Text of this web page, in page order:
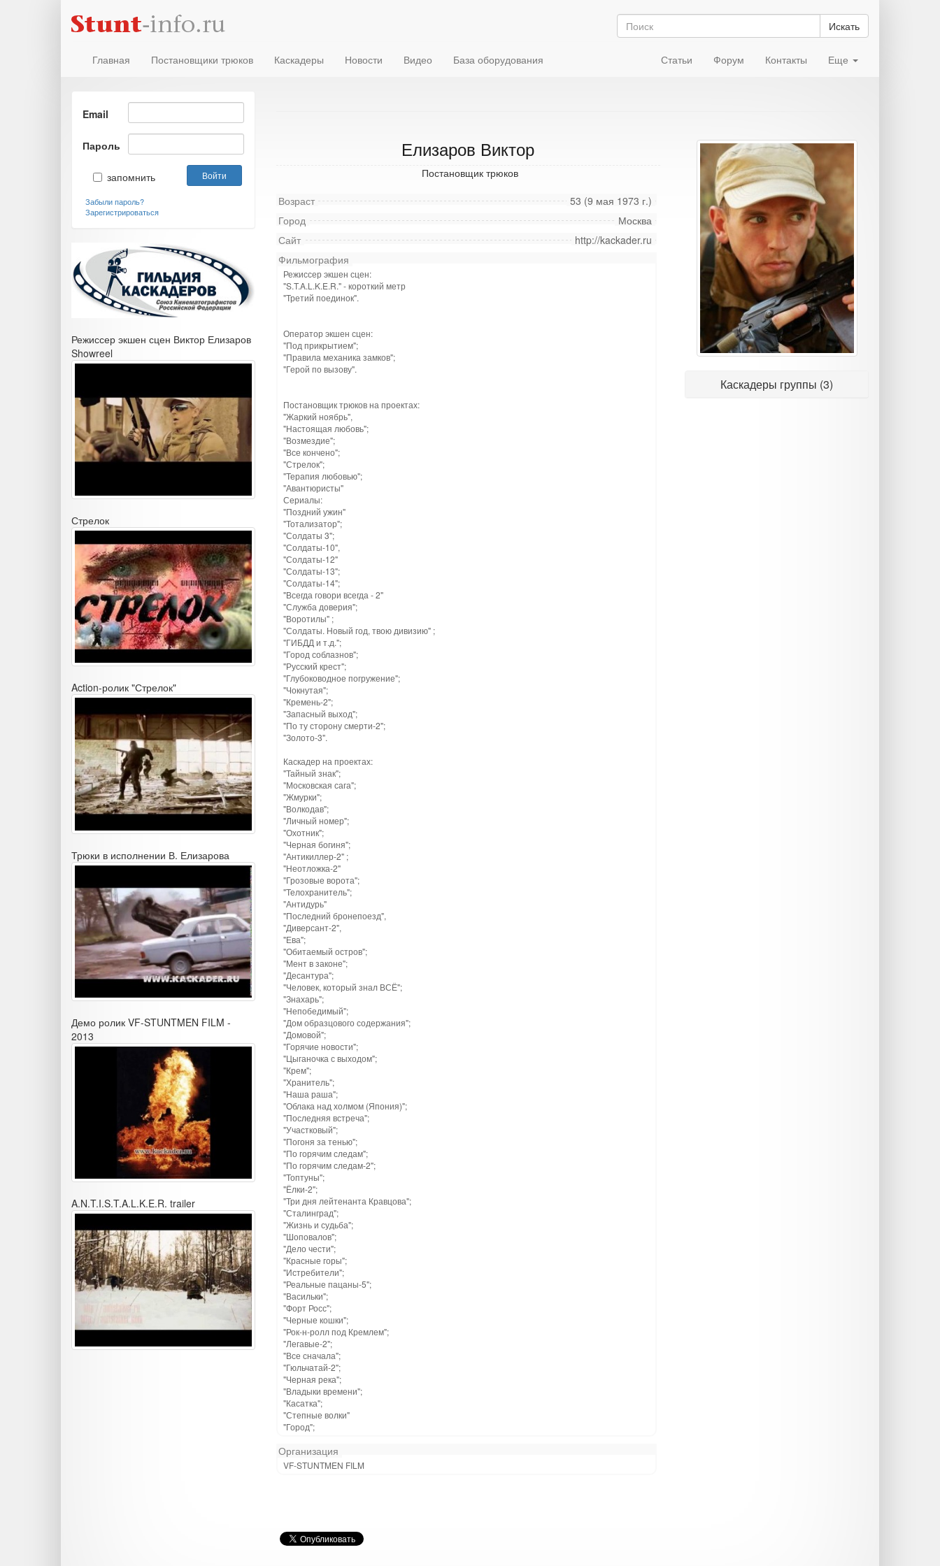
Искать
Главная Постановщики трюков Каскадеры Новости Видео База оборудования Статьи Форум Контакты Еще
Email
Пароль
запомнить
Забыли пароль?
Зарегистрироваться
Режиссер экшен сцен Виктор Елизаров
Showreel
Стрелок
Action-ролик "Стрелок"
Трюки в исполнении В. Елизарова
Демо ролик VF-STUNTMEN FILM -
2013
A.N.T.I.S.T.A.L.K.E.R. trailer
Елизаров Виктор
Постановщик трюков
53 (9 мая 1973 г.)
Возраст
Москва
Город
http://kackader.ru
Сайт
Фильмография
Режиссер экшен сцен:
"S.T.A.L.K.E.R." - короткий метр
"Третий поединок".
Оператор экшен сцен:
"Под прикрытием";
"Правила механика замков";
"Герой по вызову".
Постановщик трюков на проектах:
"Жаркий ноябрь",
"Настоящая любовь";
"Возмездие";
"Все кончено";
"Стрелок";
"Терапия любовью";
"Авантюристы"
Сериалы:
"Поздний ужин"
"Тотализатор";
"Солдаты 3";
"Солдаты-10",
"Солдаты-12"
"Солдаты-13";
"Солдаты-14";
"Всегда говори всегда - 2"
"Служба доверия";
"Воротилы" ;
"Солдаты. Новый год, твою дивизию" ;
"ГИБДД и т.д.";
"Город соблазнов";
"Русский крест";
"Глубоководное погружение";
"Чокнутая";
"Кремень-2";
"Запасный выход";
"По ту сторону смерти-2";
"Золото-3".
Каскадер на проектах:
"Тайный знак";
"Московская сага";
"Жмурки";
"Волкодав";
"Личный номер";
"Охотник";
"Черная богиня";
"Антикиллер-2" ;
"Неотложка-2"
"Грозовые ворота";
"Телохранитель";
"Антидурь"
"Последний бронепоезд",
"Диверсант-2",
"Ева";
"Обитаемый остров";
"Мент в законе";
"Десантура";
"Человек, который знал ВСЁ";
"Знахарь";
"Непобедимый";
"Дом образцового содержания";
"Домовой";
"Горячие новости";
"Цыганочка с выходом";
"Крем";
"Хранитель";
"Наша раша";
"Облака над холмом (Япония)";
"Последняя встреча";
"Участковый";
"Погоня за тенью";
"По горячим следам";
"По горячим следам-2";
"Топтуны";
"Ёлки-2";
"Три дня лейтенанта Кравцова";
"Сталинград";
"Жизнь и судьба";
"Шоповалов";
"Дело чести";
"Красные горы";
"Истребители";
"Реальные пацаны-5";
"Васильки";
"Форт Росс";
"Черные кошки";
"Рок-н-ролл под Кремлем";
"Легавые-2";
"Все сначала";
"Гюльчатай-2";
"Черная река";
"Владыки времени";
"Касатка";
"Степные волки"
"Город";
Организация
VF-STUNTMEN FILM
Каскадеры группы (3)